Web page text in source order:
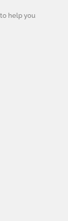
help you